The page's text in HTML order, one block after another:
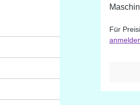
5004 -
6736 -
Für